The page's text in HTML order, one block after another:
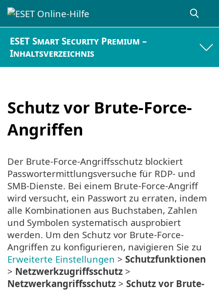
ESET Smart Security Premium –
Inhaltsverzeichnis
Schutz vor Brute-Force-
Angriffen
Der Brute-Force-Angriffsschutz blockiert
Passwortermittlungsversuche für RDP- und
SMB-Dienste. Bei einem Brute-Force-Angriff
wird versucht, ein Passwort zu erraten, indem
alle Kombinationen aus Buchstaben, Zahlen
und Symbolen systematisch ausprobiert
werden. Um den Schutz vor Brute-Force-
Angriffen zu konfigurieren, navigieren Sie zu
Erweiterte Einstellungen > Schutzfunktionen
> Netzwerkzugriffsschutz >
Netzwerkangriffsschutz > Schutz vor Brute-